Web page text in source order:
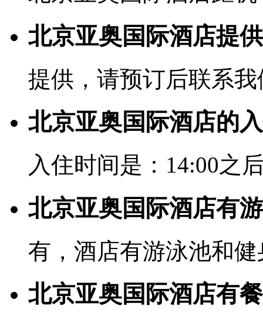
北京亚奥国际酒店提
提供，请预订后联系
北京亚奥国际酒店的
入住时间是：14:00之
北京亚奥国际酒店有
有，酒店有游泳池和
北京亚奥国际酒店有